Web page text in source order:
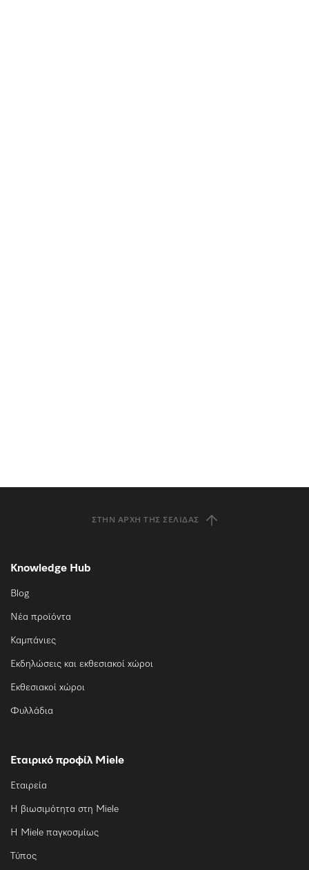
ΣΤΗΝ ΑΡΧΉ ΤΗΣ ΣΕΛΊΔΑΣ
Knowledge Hub
Blog
Νέα προϊόντα
Καμπάνιες
Εκδηλώσεις και εκθεσιακοί χώροι
Εκθεσιακοί χώροι
Φυλλάδια
Εταιρικό προφίλ Miele
Εταιρεία
Η βιωσιμότητα στη Miele
Η Miele παγκοσμίως
Τύπος